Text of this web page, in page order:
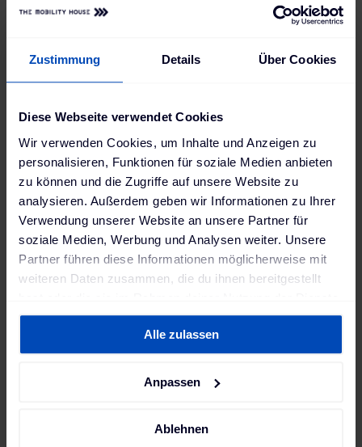
Zustimmung Details Über Cookies
Diese Webseite verwendet Cookies
Wir verwenden Cookies, um Inhalte und Anzeigen zu
personalisieren, Funktionen für soziale Medien anbieten
zu können und die Zugriffe auf unsere Website zu
analysieren. Außerdem geben wir Informationen zu Ihrer
Verwendung unserer Website an unsere Partner für
soziale Medien, Werbung und Analysen weiter. Unsere
Partner führen diese Informationen möglicherweise mit
weiteren Daten zusammen, die du ihnen bereitgestellt
gesammelt haben. Weitere Informationen findest du in
Datenschutzerklärungund unserem
Impressum.
Alle zulassen
Anpassen
Ablehnen
ChargePilot steuert und überwacht das
tägliche Laden der Busse, das der
Dashboard bedienen kann.
Die Aggregations-Plattform erhält von PG&E
per OpenADR Hinweise auf bevorstehende
Lastreduzierungsereignisse und erstellt
daraufhin optimale Ladepläne unter
Berücksichtigung von Ereigniszeitpunkten und
zeitabhängigen Strompreisen.
Bei einem Ereignis optimiert ChargePilot die
Busbatterien ins Netz eingespeist und die
Standortlast reduziert wird – ohne die
Einsatzbereitschaft der Fahrzeuge für ihre
nächste Route zu gefährden.
Durch die Teilnahme am ELRP kann der Schulbezirk